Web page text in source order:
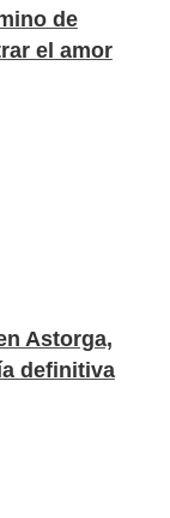
de
el amor
Astorga,
definitiva